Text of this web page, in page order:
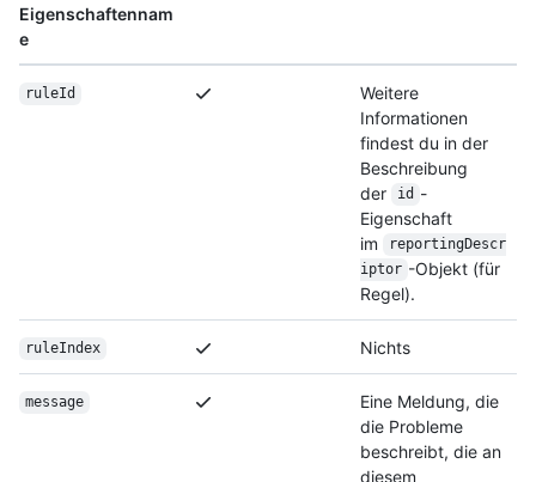
Eigenschaftennam
e
ruleId
Weitere
Informationen
findest du in der
Beschreibung
der
id -
Eigenschaft
im
reportingDescr
iptor -Objekt (für
Regel).
ruleIndex Nichts
message
Eine Meldung, die
die Probleme
beschreibt, die an
diesem